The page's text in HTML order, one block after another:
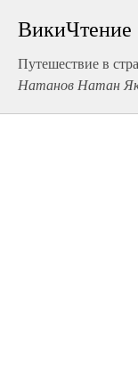
ВикиЧтение
Путешествие в
Натанов Натан